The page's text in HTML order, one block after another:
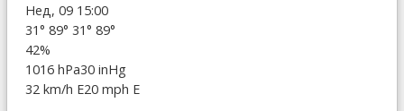
Нед, 09 15:00
31° 89° 31° 89°
42%
1016 hPa30 inHg
32 km/h E20 mph E